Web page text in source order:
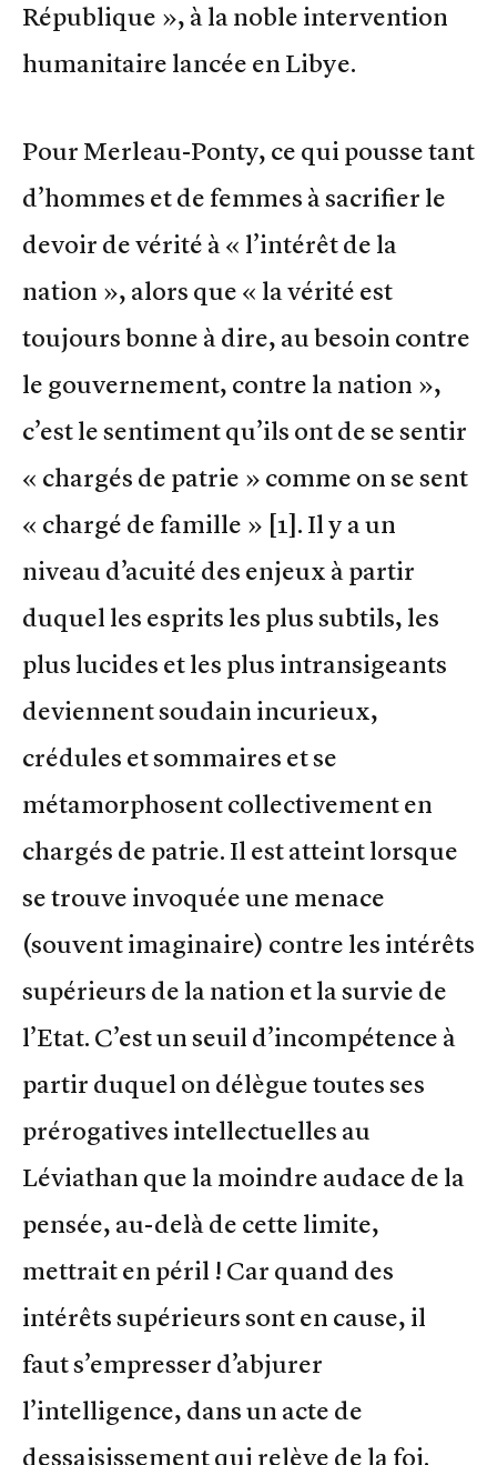
République », à la noble intervention
humanitaire lancée en Libye.
Pour Merleau-Ponty, ce qui pousse tant
d’hommes et de femmes à sacrifier le
devoir de vérité à « l’intérêt de la
nation », alors que « la vérité est
toujours bonne à dire, au besoin contre
le gouvernement, contre la nation »,
c’est le sentiment qu’ils ont de se sentir
« chargés de patrie » comme on se sent
« chargé de famille » [1]. Il y a un
niveau d’acuité des enjeux à partir
duquel les esprits les plus subtils, les
plus lucides et les plus intransigeants
deviennent soudain incurieux,
crédules et sommaires et se
métamorphosent collectivement en
chargés de patrie. Il est atteint lorsque
se trouve invoquée une menace
(souvent imaginaire) contre les intérêts
supérieurs de la nation et la survie de
l’Etat. C’est un seuil d’incompétence à
partir duquel on délègue toutes ses
prérogatives intellectuelles au
Léviathan que la moindre audace de la
pensée, au-delà de cette limite,
mettrait en péril ! Car quand des
intérêts supérieurs sont en cause, il
faut s’empresser d’abjurer
l’intelligence, dans un acte de
dessaisissement qui relève de la foi.